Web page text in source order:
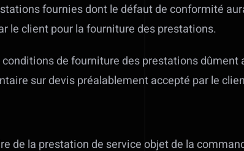
fournies dont le défaut de conformité
le client pour la fourniture des prestations.
de fourniture des prestations dûment
sur devis préalablement accepté par le
la prestation de service objet de la